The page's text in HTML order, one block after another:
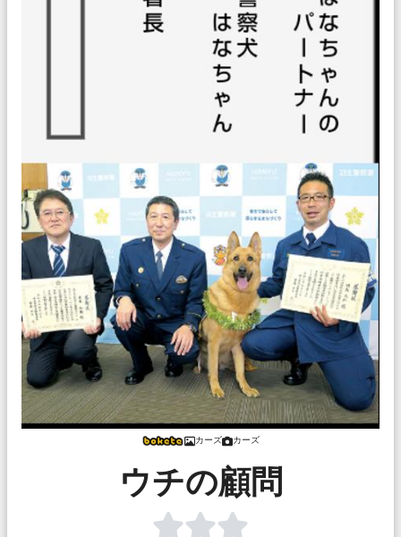
カーズ カーズ
ウチの顧問